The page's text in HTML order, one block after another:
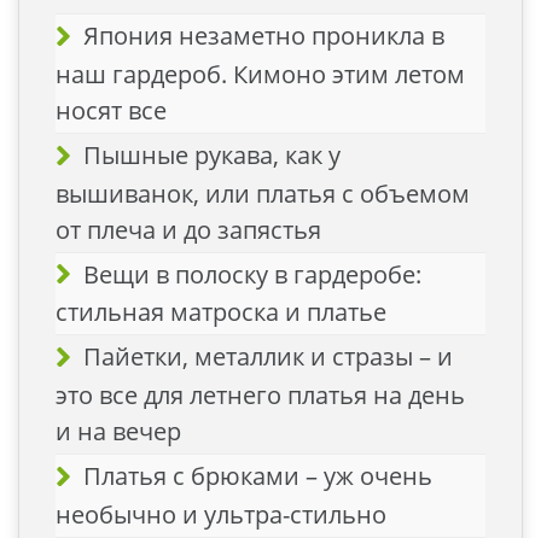
Япония незаметно проникла в
наш гардероб. Кимоно этим летом
носят все
Пышные рукава, как у
вышиванок, или платья с объемом
от плеча и до запястья
Вещи в полоску в гардеробе:
стильная матроска и платье
Пайетки, металлик и стразы – и
это все для летнего платья на день
и на вечер
Платья с брюками – уж очень
необычно и ультра-стильно